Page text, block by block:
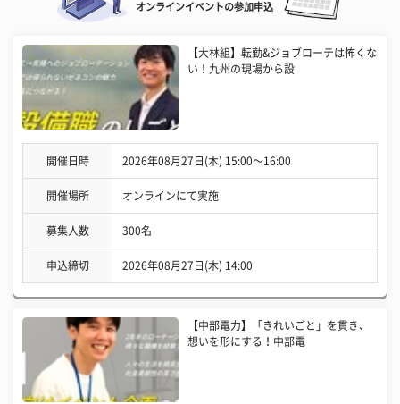
オンラインイベントの参加申込
【大林組】転勤&ジョブローテは怖くな
い！九州の現場から設
開催日時 2026年08月27日(木) 15:00〜16:00
開催場所 オンラインにて実施
募集人数 300名
申込締切 2026年08月27日(木) 14:00
【中部電力】「きれいごと」を貫き、
想いを形にする！中部電